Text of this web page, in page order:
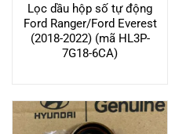
Lọc dầu hộp số tự động
Ford Ranger/Ford Everest
(2018-2022) (mã HL3P-
7G18-6CA)